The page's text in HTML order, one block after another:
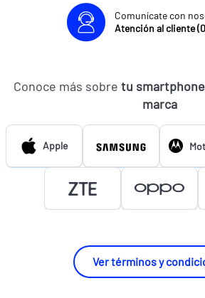
Comunícate con
Atención al cliente
Conoce más sobre tu
marca
Apple
Ver términos y